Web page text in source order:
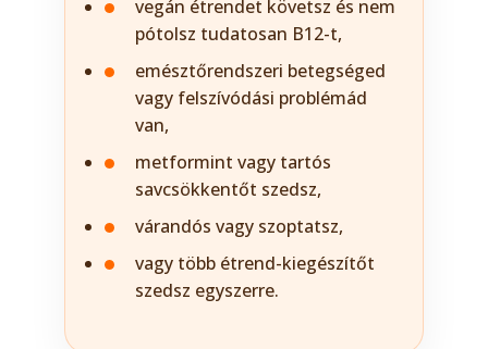
vegán étrendet követsz és nem
pótolsz tudatosan B12-t,
emésztőrendszeri betegséged
vagy felszívódási problémád
van,
metformint vagy tartós
savcsökkentőt szedsz,
várandós vagy szoptatsz,
vagy több étrend-kiegészítőt
szedsz egyszerre.